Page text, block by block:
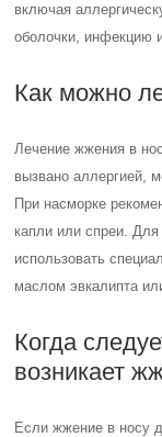
включая
оболочки, инфекцию
Как можно
Лечение жжения в
вызвано аллергией,
При насморке
капли или спреи.
использовать
маслом эвкалипта
Когда
возникает
Если жжение в носу